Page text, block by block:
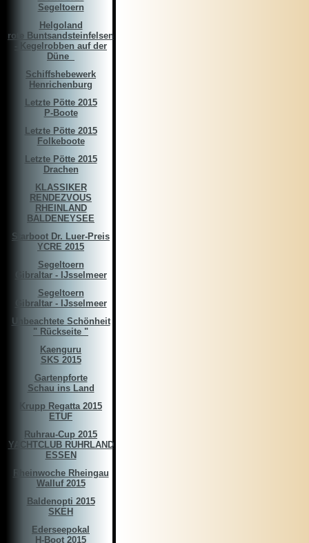
Segeltoern
Helgoland
rote Buntsandsteinfelsen
- Kegelrobben auf der
Düne ­­­ ­
Schiffshebewerk
Henrichenburg
Letzte Pötte 2015
P-Boote
Letzte Pötte 2015
Folkeboote
Letzte Pötte 2015
Drachen
KLASSIKER
RENDEZVOUS
RHEINLAND
BALDENEYSEE
Starboot Dr. Luer-Preis
YCRE 2015
Segeltoern
Gibraltar - IJsselmeer
Segeltoern
Gibraltar - IJsselmeer
Unbeachtete Schönheit
" Rückseite "
Kaenguru
SKS 2015
Gartenpforte
Schau ins Land
Krupp Regatta 2015
ETUF
Ruhrau-Cup 2015
YACHTCLUB RUHRLAND
ESSEN
Rheinwoche Rheingau
Walluf 2015
Baldenopti 2015
SKEH
Ederseepokal
H-Boot 2015